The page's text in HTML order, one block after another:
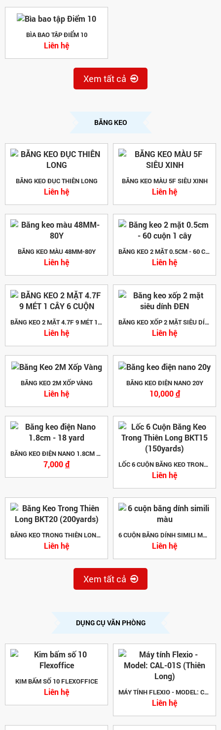
BÌA BAO TẬP ĐIỂM 10
Liên hệ
Xem tất cả
BĂNG KEO
BĂNG KEO ĐỤC THIÊN LONG
Liên hệ
BĂNG KEO MÀU 5F SIÊU XINH
Liên hệ
BĂNG KEO MÀU 48MM-80Y
Liên hệ
BĂNG KEO 2 MẶT 0.5CM - 60 CUỘN 1 CÂY
Liên hệ
BĂNG KEO 2 MẶT 4.7F 9 MÉT 1 CÂY 6 CUỘN
Liên hệ
BĂNG KEO XỐP 2 MẶT SIÊU DÍNH ĐEN
Liên hệ
BĂNG KEO 2M XỐP VÀNG
Liên hệ
BĂNG KEO ĐIỆN NANO 20Y
10,000đ
BĂNG KEO ĐIỆN NANO 1.8CM - 18 YARD
7,000đ LỐC 6 CUỘN BĂNG KEO TRONG THIÊN LONG BKT15 (150YARDS)
Liên hệ
BĂNG KEO TRONG THIÊN LONG BKT20 (200YARDS)
Liên hệ
6 CUỘN BĂNG DÍNH SIMILI MÀU
Liên hệ
Xem tất cả
DỤNG CỤ VĂN PHÒNG
KIM BẤM SỐ 10 FLEXOFFICE
Liên hệ MÁY TÍNH FLEXIO - MODEL: CAL-01S (THIÊN LONG)
Liên hệ